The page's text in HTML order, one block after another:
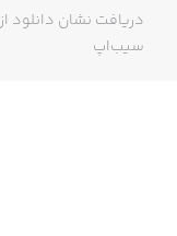
دریافت نشان دانلود از
سیب‌اپ